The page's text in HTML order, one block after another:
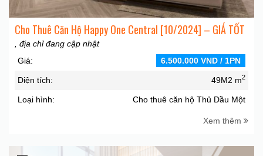
Cho Thuê Căn Hộ Happy One Central [10/2024] – GIÁ TỐT
, địa chỉ đang cập nhật
Giá:
6.500.000 VND / 1PN
Diện tích: 49M2 m2
Loại hình: Cho thuê căn hộ Thủ Dầu Một
Xem thêm